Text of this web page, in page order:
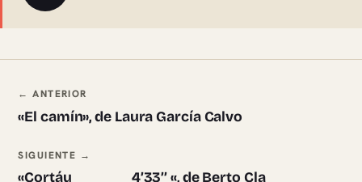
Navegación ente pieces
← ANTERIOR
«El camín», de Laura García Calvo
SIGUIENTE →
«Cortáu 4’33’’ «, de Berto Cla